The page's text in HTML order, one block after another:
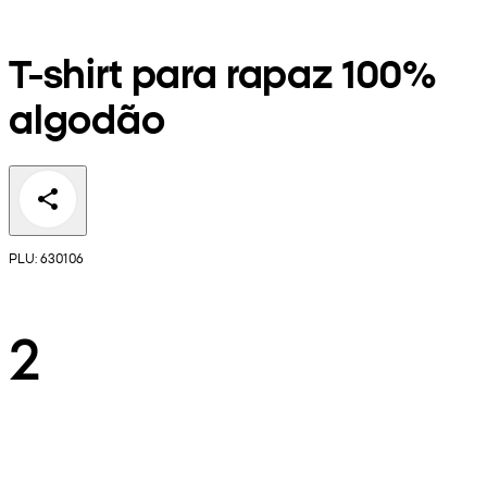
T-shirt para rapaz 100%
algodão
PLU: 630106
2